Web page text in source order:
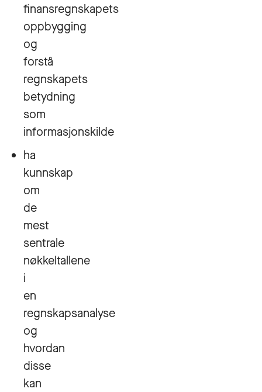
finansregnskapets
oppbygging
og
forstå
regnskapets
betydning
som
informasjonskilde
ha
kunnskap
om
de
mest
sentrale
nøkkeltallene
i
en
regnskapsanalyse
og
hvordan
disse
kan